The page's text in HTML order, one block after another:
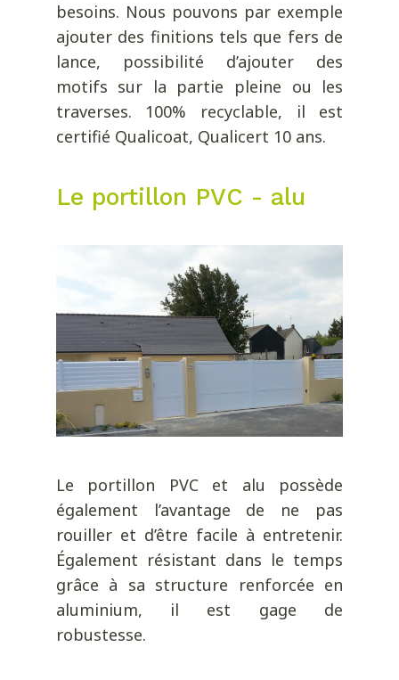
besoins. Nous pouvons par exemple
ajouter des finitions tels que fers de
lance, possibilité d’ajouter des
motifs sur la partie pleine ou les
traverses. 100% recyclable, il est
certifié Qualicoat, Qualicert 10 ans.
Le portillon PVC - alu
Le portillon PVC et alu possède
également l’avantage de ne pas
rouiller et d’être facile à entretenir.
Également résistant dans le temps
grâce à sa structure renforcée en
aluminium, il est gage de
robustesse.